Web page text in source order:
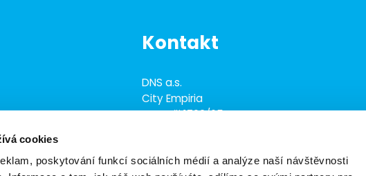
cookies
poskytování funkcí sociálních médií a analýze naší návštěvnosti
Kontakt
DNS a.s.
City Empiria
Na Strži 1702/65
+420 703 433 957